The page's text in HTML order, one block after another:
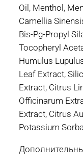
Oil, Menthol,
Camellia
Bis-Pg-Propyl
Tocopheryl
Humulus
Leaf Extract,
Extract, Citrus
Officinarum
Extract, Citrus
Potassium